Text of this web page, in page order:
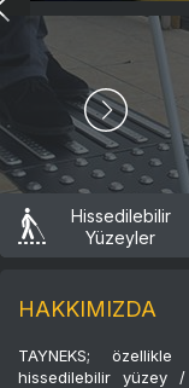
Hissedilebilir
Yüzeyler
HAKKIMIZDA
TAYNEKS;
hissedilebilir yüzey